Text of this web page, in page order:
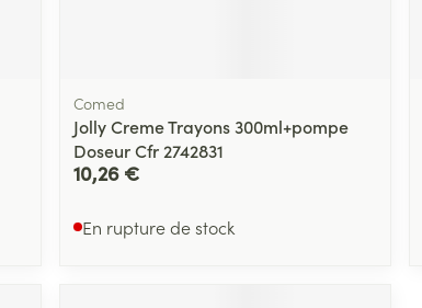
Comed
Jolly Creme Trayons 300ml+pompe
Doseur Cfr 2742831
10,26 €
En rupture de stock